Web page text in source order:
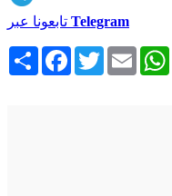
Telegram
انشر Facebook
TwitterEmail